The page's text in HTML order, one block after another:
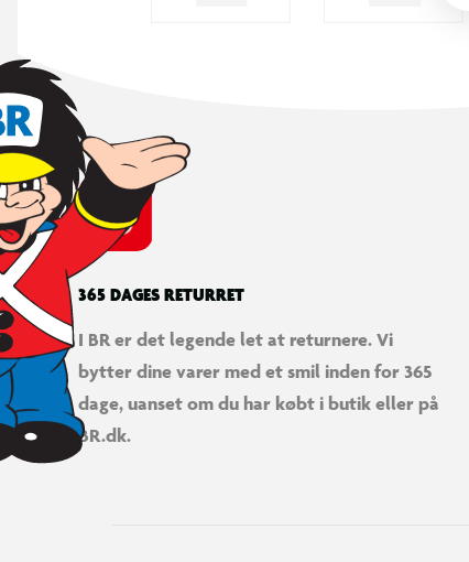
365 DAGES RETURRET
I BR er det legende let at returnere. Vi
bytter dine varer med et smil inden for 365
dage, uanset om du har købt i butik eller på
BR.dk.